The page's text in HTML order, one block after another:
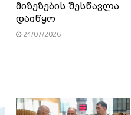
მიზეზების შესწავლა
დაიწყო
24/07/2026